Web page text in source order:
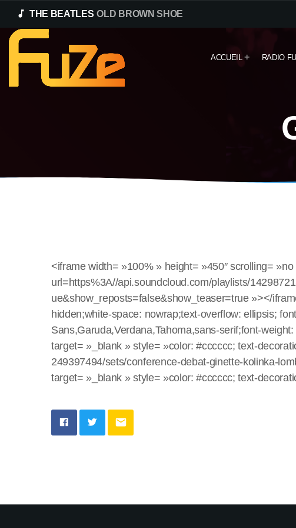
music_note THE BEATLES OLD BROWN SHOE
ACCUEIL RADIO
<iframe width= »100% » height= »450″ scrolling=
url=https%3A//api.soundcloud.com/playlists/
ue&show_reposts=false&show_teaser=true »></
hidden;white-space: nowrap;text-overflow: ellipsis;
Sans,Garuda,Verdana,Tahoma,sans-serif;font-
target= »_blank » style= »color: #cccccc; text-
249397494/sets/conference-debat-ginette-kolinka-
target= »_blank » style= »color: #cccccc; text-
email